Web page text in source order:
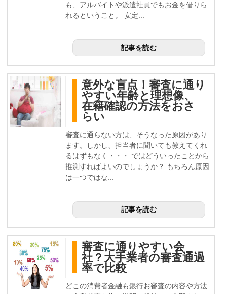
も、アルバイトや派遣社員でもお金を借りら
れるということ。 安定...
記事を読む
意外な盲点！審査に通り
やすい年齢と理想像、
在籍確認の方法をおさ
らい
審査に通らない方は、そうなった原因があり
ます。しかし、担当者に聞いても教えてくれ
るはずもなく・・・ ではどういったことから
推測すればよいのでしょうか？ もちろん原因
は一つではな...
記事を読む
審査に通りやすい会
社？大手業者の審査通過
率で比較
どこの消費者金融も銀行お審査の内容や方法